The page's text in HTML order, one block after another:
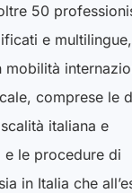
50
e multilingue,
mobilità
comprese le
italiana e
e le procedure di
in Italia che